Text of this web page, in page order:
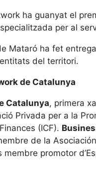
ha guanyat el
per al
Mataró ha fet
del territori.
de Catalunya
Catalunya, primera
Privada per a la
(ICF).
de la
promotor